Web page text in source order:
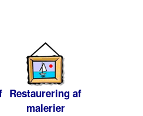
Restaurering af
malerier